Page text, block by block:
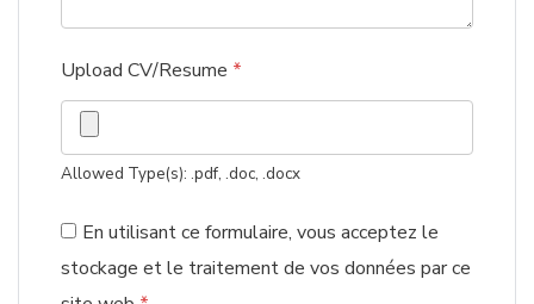
Upload CV/Resume *
Allowed Type(s): .pdf, .doc, .docx
En utilisant ce formulaire, vous acceptez le
stockage et le traitement de vos données par ce